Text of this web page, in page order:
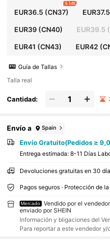
EUR36.5 (CN37)
6 left
EUR37.5
EUR39(CN40) EUR39.5
EUR41 (CN43) EUR42
Guía de Tallas
Talla real
Cantidad:
Envío a Spain
Envío Gratuito(Pedidos ≥
Entrega estimada: 8-11 Días
Devoluciones gratuitas en 30
Pagos seguros · Protección de
Mercado
Vendido por el
enviado por SHEIN
Información y bligaciones del
Para reportar a este vendedor y/